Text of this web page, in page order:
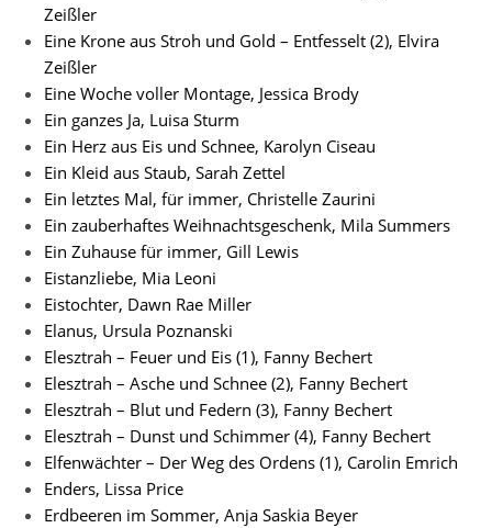
Zeißler
Eine Krone aus Stroh und Gold – Entfesselt (2), Elvira
Zeißler
Eine Woche voller Montage, Jessica Brody
Ein ganzes Ja, Luisa Sturm
Ein Herz aus Eis und Schnee, Karolyn Ciseau
Ein Kleid aus Staub, Sarah Zettel
Ein letztes Mal, für immer, Christelle Zaurini
Ein zauberhaftes Weihnachtsgeschenk, Mila Summers
Ein Zuhause für immer, Gill Lewis
Eistanzliebe, Mia Leoni
Eistochter, Dawn Rae Miller
Elanus, Ursula Poznanski
Elesztrah – Feuer und Eis (1), Fanny Bechert
Elesztrah – Asche und Schnee (2), Fanny Bechert
Elesztrah – Blut und Federn (3), Fanny Bechert
Elesztrah – Dunst und Schimmer (4), Fanny Bechert
Elfenwächter – Der Weg des Ordens (1), Carolin Emrich
Enders, Lissa Price
Erdbeeren im Sommer, Anja Saskia Beyer